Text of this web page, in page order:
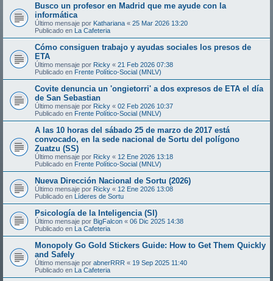
Busco un profesor en Madrid que me ayude con la
informática
Último mensaje por Kathariana « 25 Mar 2026 13:20
Publicado en La Cafeteria
Cómo consiguen trabajo y ayudas sociales los presos de
ETA
Último mensaje por Ricky « 21 Feb 2026 07:38
Publicado en Frente Político-Social (MNLV)
Covite denuncia un 'ongietorri' a dos expresos de ETA el día
de San Sebastian
Último mensaje por Ricky « 02 Feb 2026 10:37
Publicado en Frente Político-Social (MNLV)
A las 10 horas del sábado 25 de marzo de 2017 está
convocado, en la sede nacional de Sortu del polígono
Zuatzu (SS)
Último mensaje por Ricky « 12 Ene 2026 13:18
Publicado en Frente Político-Social (MNLV)
Nueva Dirección Nacional de Sortu (2026)
Último mensaje por Ricky « 12 Ene 2026 13:08
Publicado en Líderes de Sortu
Psicología de la Inteligencia (SI)
Último mensaje por BigFalcon « 06 Dic 2025 14:38
Publicado en La Cafeteria
Monopoly Go Gold Stickers Guide: How to Get Them Quickly
and Safely
Último mensaje por abnerRRR « 19 Sep 2025 11:40
Publicado en La Cafeteria